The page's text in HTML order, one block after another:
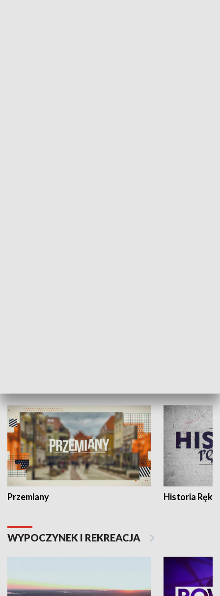
Przemiany Historia Ręką
WYPOCZYNEK I REKREACJA